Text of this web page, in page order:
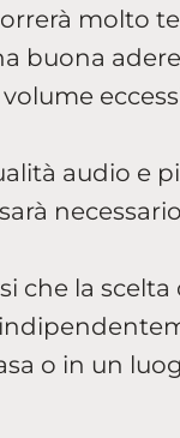
molto
buona
audio e
che la
o in un